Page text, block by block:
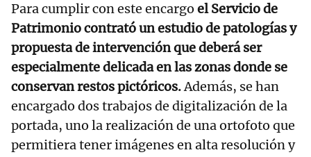
Para cumplir con este encargo el Servicio de
Patrimonio contrató un estudio de patologías y
propuesta de intervención que deberá ser
especialmente delicada en las zonas donde se
conservan restos pictóricos.Además, se han
encargado dos trabajos de digitalización de la
portada, uno la realización de una ortofoto que
permitiera tener imágenes en alta resolución y